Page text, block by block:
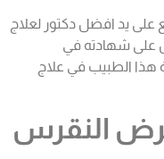
على يد افضل دكتور لعلاج
على شهادته في
هذا الطبيب في علاج
النقرس